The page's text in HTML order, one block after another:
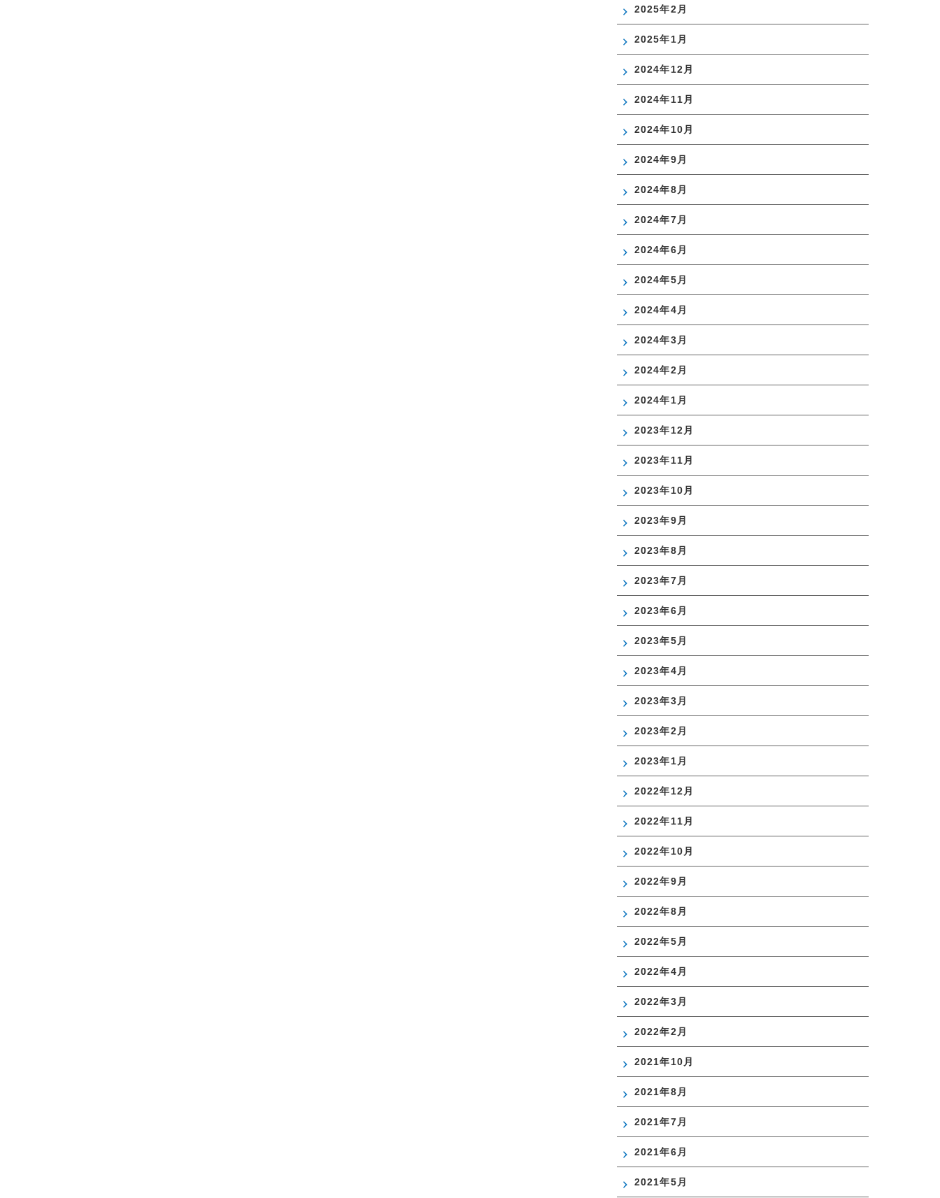
2025年2月
2025年1月
2024年12月
2024年11月
2024年10月
2024年9月
2024年8月
2024年7月
2024年6月
2024年5月
2024年4月
2024年3月
2024年2月
2024年1月
2023年12月
2023年11月
2023年10月
2023年9月
2023年8月
2023年7月
2023年6月
2023年5月
2023年4月
2023年3月
2023年2月
2023年1月
2022年12月
2022年11月
2022年10月
2022年9月
2022年8月
2022年5月
2022年4月
2022年3月
2022年2月
2021年10月
2021年8月
2021年7月
2021年6月
2021年5月